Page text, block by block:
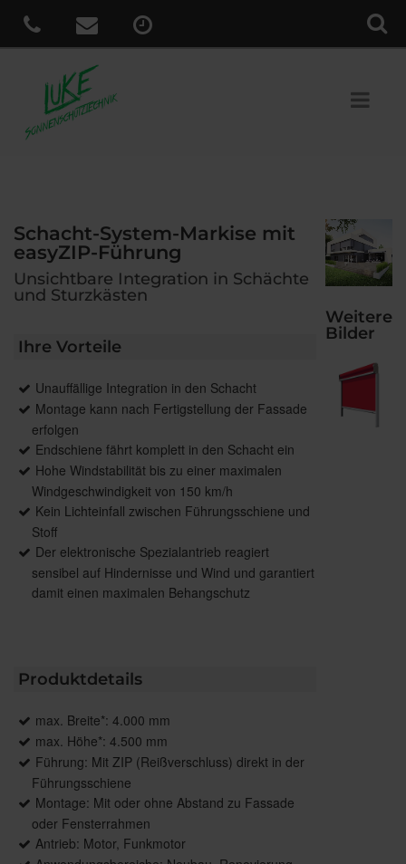
Schacht-System-Markise mit
easyZIP-Führung
Unsichtbare Integration in Schächte
und Sturzkästen
Ihre Vorteile
Unauffällige Integration in den Schacht
Montage kann nach Fertigstellung der Fassade
erfolgen
Endschiene fährt komplett in den Schacht ein
Hohe Windstabilität bis zu einer maximalen
Windgeschwindigkeit von 150 km/h
Kein Lichteinfall zwischen Führungsschiene und
Stoff
Der elektronische Spezialantrieb reagiert
sensibel auf Hindernisse und Wind und garantiert
damit einen maximalen Behangschutz
Produktdetails
max. Breite*: 4.000 mm
max. Höhe*: 4.500 mm
Führung: Mit ZIP (Reißverschluss) direkt in der
Führungsschiene
Montage: Mit oder ohne Abstand zu Fassade
oder Fensterrahmen
Antrieb: Motor, Funkmotor
Weitere
Bilder